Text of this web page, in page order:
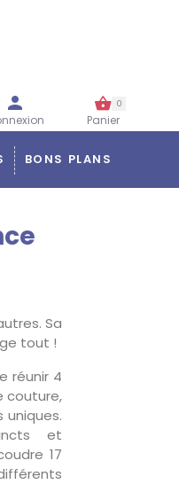
Panier
0
BONS PLANS
Sa
tout !
réunir 4
couture,
uniques.
et
17